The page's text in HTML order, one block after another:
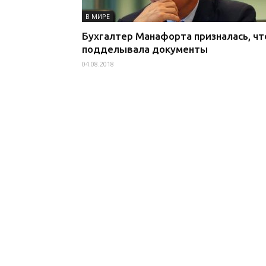
В МИРЕ
Бухгалтер Манафорта призналась,
подделывала документы
04.08.2018